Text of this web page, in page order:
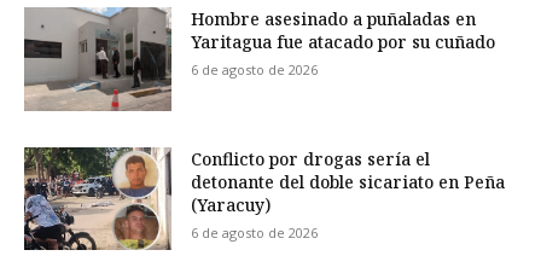
Hombre asesinado a puñaladas en
Yaritagua fue atacado por su cuñado
6 de agosto de 2026
Conflicto por drogas sería el
detonante del doble sicariato en Peña
(Yaracuy)
6 de agosto de 2026